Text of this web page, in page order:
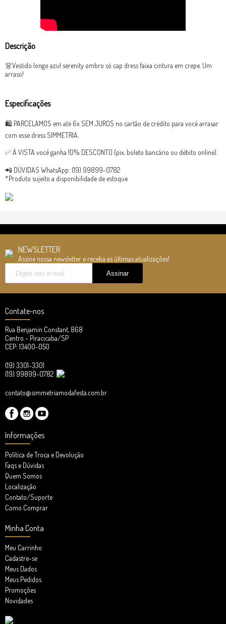
Descrição
👗Vestido longo azul serenity ombro só cap dress faixa cintura em crepe. Um
arraso!
Especificações
🛍 PARCELAMOS em até 6x SEM JUROS no cartão de crédito para você arrasar
com esse dress SIMMETRIA.
✅ À VISTA você ganha 10% DESCONTO (pix, boleto bancário ou débito online).
📲 DÚVIDAS WhatsApp: (19) 99899-0782
*Produto sujeito a disponibilidade de estoque
NEWSLETTER
Assine nossa newsletter e receba as últimas atualizações!
Contate-nos
Rua Benjamin Constant, 868
Centro - Piracicaba/SP
CEP: 13400-050
(19) 3301-3301
(19) 99899-0782
contato@simmetriamodafesta.com.br
Informações
Política de Troca e Devolução
Faqs e Dúvidas
Quem Somos
Localização
Contato/Suporte
Como Comprar
Minha Conta
Meu Carrinho
Cadastre-se
Meus Dados
Meus Pedidos
Promoções
Novidades